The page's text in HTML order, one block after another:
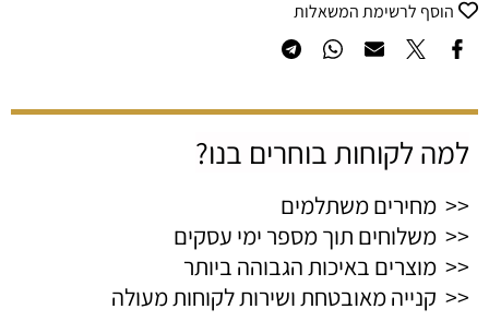
הוסף לרשימת המשאלות
למה לקוחות בוחרים בנו?
<< מחירים משתלמים
<< משלוחים תוך מספר ימי עסקים
<< מוצרים באיכות הגבוהה ביותר
<< קנייה מאובטחת ושירות לקוחות מעולה